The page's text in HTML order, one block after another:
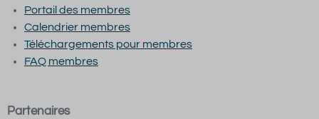
Portail des membres
Calendrier membres
Téléchargements pour membres
FAQ membres
Partenaires